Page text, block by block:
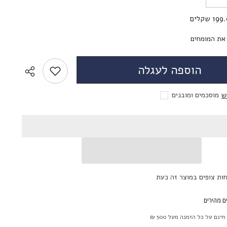
את
הכמות
עבור
Black
שקלים
את המומחים
הוספה לעגלה
מוסכמים ומובנים
מהירים
על כל הזמנה מעל 500 ₪